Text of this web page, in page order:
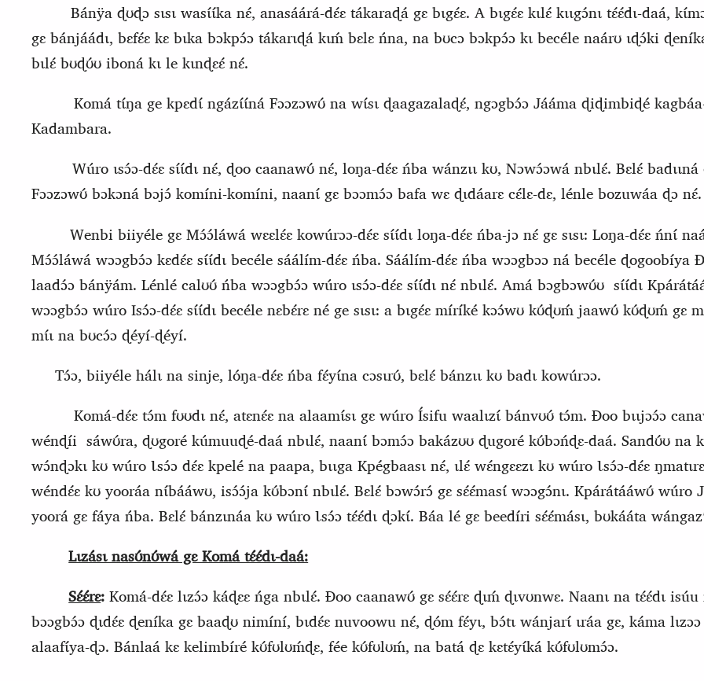
Bánÿa ɖʊɖɔ sɩsɩ wasɩ́ɩ́ka nɛ́, anasáárá‑dɛ́ɛ tákaraɖá gɛ bɩgɛ́ɛ. A bɩgɛ́ɛ kɩlɛ́ kɩɩgɔ́nɩ tɛ́ɛ́dɩ‑daá,
gɛ bánjáádɩ, bɛfɛ́ɛ kɛ bɩka bɔkpɔ́ɔ tákarɩɖá kɩḿ bɛlɛ ńna, na bʊcɔ bɔkpɔ́ɔ kɩ becéle naárʊ ɩɖɔ́ki
bɩlɛ́ bʊɖʊ́ʊ iboná kɩ le kɩnɖɛɛ́ nɛ́.
Komá tɩ́ŋa ge kpɛdɩ́ ngázɩ́ɩ́ná Fɔɔzɔwʊ́ na wɩ́sɩ ɖaagazalaɖɛ́, ngɔgbɔ́ɔ Jááma ɖiɖimbiɖé kagb
Kadambara.
Wúro ɩsɔ́ɔ‑dɛ́ɛ sɩ́ɩ́dɩ nɛ́, ɖoo caanawʊ́ nɛ́, loŋa‑dɛ́ɛ ńba wánzɩɩ kʊ, Nɔwɔ́ɔwá nbɩlɛ́. Bɛlɛ́
Fɔɔzɔwʊ́ bɔkɔná bɔjɔ́ komíni‑komíni, naanɩ́ gɛ bɔɔmɔ́ɔ bafa wɛ ɖɩdáarɛ cɛ́lɛ‑dɛ, lénle bozuwáa ɖɔ nɛ́.
Wenbi biiyéle gɛ Mɔ́ɔ́láwá wɛɛlɛ́ɛ kowúrɔɔ‑dɛ́ɛ sɩ́ɩ́dɩ loŋa‑dɛ́ɛ ńba‑jɔ nɛ́ gɛ sɩsɩ: Loŋa‑dɛ́ɛ ńnɩ́
Mɔ́ɔ́láwá wɔɔgbɔ́ɔ kɛdɛ́ɛ sɩ́ɩ́dɩ becéle sáálím‑dɛ́ɛ ńba. Sáálím‑dɛ́ɛ ńba wɔɔgbɔɔ ná becéle
laadɔ́ɔ bánÿám. Lénlé calʊʊ́ ńba wɔɔgbɔ́ɔ wúro ɩsɔ́ɔ‑dɛ́ɛ sɩ́ɩ́dɩ nɛ́ nbɩlɛ́. Amá bɔgbɔwʊ́ʊ sɩ́ɩ́dɩ
wɔɔgbɔ́ɔ wúro Isɔ́ɔ‑dɛ́ɛ sɩ́ɩ́dɩ becéle nɛbɛ́rɛ né ge sɩsɩ: a bɩgɛ́ɛ míríké kɔɔ́wʊ kʊ́ɖʊḿ jaawʊ́ kʊ́ɖʊḿ gɛ
mɩ́ɩ na bʊcɔ́ɔ ɖéyí‑ɖéyí.
Tɔ́ɔ, biiyéle hálɩ na sinje, lóŋa‑dɛ́ɛ ńba fɛ́yɩ́na cɔsɩrʊ́, bɛlɛ́ bánzɩɩ kʊ badɩ kowúrɔɔ.
Komá‑dɛ́ɛ tɔ́m fʊʊdɩ nɛ́, atɛnɛ́ɛ na alaamɩ́sɩ gɛ wúro Ísifu waalɩzɩ́ bánvʊʊ́ tɔ́m. Ɖoo bɩɩjɔɔ́ɔ
wénɖíi sáwʊ́ra, ɖʊgoré kúmuuɖé‑daá nbɩlɛ́, naanɩ́ bɔmɔ́ɔ bakázʊʊ ɖugoré kʊ́bɔńɖɛ‑daá. Sandʊ́ʊ na
wɔ́nɖɔkɩ kʊ wúro Ɩsɔ́ɔ dɛ́ɛ kpelé na paapa, bɩɩga Kpégbaasɩ nɛ́, ɩlɛ́ wɛ́ngɛɛzɩ kʊ wúro Ɩsɔ́ɔ‑dɛ́ɛ
wéndɛ́ɛ kʊ yooráa nɩ́bááwʊ, isɔ́ɔ́ja kʊ́bɔnɩ́ nbɩlɛ́. Bɛlɛ́ bɔwɔ́rɔ́ gɛ sɛ́ɛ́masɩ́ wɔɔgɔ́nɩ. Kpárátááwʊ́ wúro
yoorá gɛ fáya ńba. Bɛlɛ́ bánzɩnáa kʊ wúro Ɩsɔ́ɔ tɛ́ɛ́dɩɖɔkɩ́. Báa lé gɛ beedíri sɛ́ɛ́másɩ, bʊkááta
Lɩzásɩ nasʊ́nʊ́wá gɛ Komá tɛ́ɛ́dɩ‑daá:
Sɛ́ɛ́rɛ: Komá‑dɛ́ɛ lɩzɔ́ɔ káɖɛɛ ńga nbɩlɛ́. Ɖoo caanawʊ́ gɛ sɛ́ɛ́rɛ ɖɩḿ ɖɩvʊnwɛ. Naanɩ na tɛ́ɛ́dɩ
bɔɔgbɔ́ɔ ɖɩdɛ́ɛ ɖeníka gɛ baaɖʊ nimíní, bɩdɛ́ɛ nuvoowu nɛ́, ɖóm fɛ́yɩ, bɔ́tɩ wánjarɩ́ ɩráa gɛ, káma
alaafɩ́ya‑ɖɔ. Bánlaá kɛ kelimbíré kʊ́fʊlʊḿɖɛ, fée kʊ́fʊlʊḿ, na batá ɖɛ kɛtɛ́yɩ́ká kʊ́fʊlʊmɔ́ɔ.